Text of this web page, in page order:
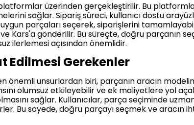
üzerinden gerçekleştirilir. Bu
sağlar. Sipariş süreci, kullanıcı dostu
parçaları seçerek, siparişlerini
Kars'a gönderilir. Bu süreçte, doğru parçanın
ilerlemesi açısından önemlidir.
Edilmesi Gerekenler
unsurlardan biri, parçanın aracın
olumsuz etkileyebilir ve ek maliyetlere yol
sağlar. Kullanıcılar, parça seçiminde
Bu sayede, doğru parçayı seçmek ve aracın